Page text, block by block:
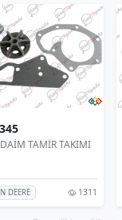
TAMİR TAKIMI
DEERE 1311